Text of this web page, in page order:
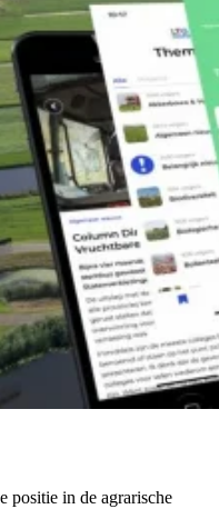
positie in de agrarische